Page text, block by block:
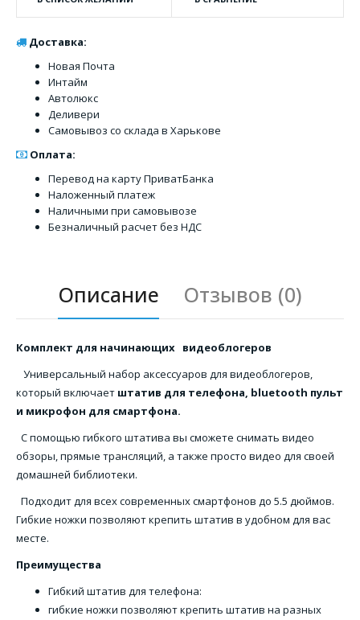
Доставка:
Новая Почта
Интайм
Автолюкс
Деливери
Самовывоз со склада в Харькове
Оплата:
Перевод на карту ПриватБанка
Наложенный платеж
Наличными при самовывозе
Безналичный расчет без НДС
Описание Отзывов (0)
Комплект для начинающих видеоблогеров
Универсальный набор аксессуаров для видеоблогеров,
который включает штатив для телефона, bluetooth пульт
и микрофон для смартфона.
С помощью гибкого штатива вы сможете снимать видео
обзоры, прямые трансляций, а также просто видео для своей
домашней библиотеки.
Подходит для всех современных смартфонов до 5.5 дюймов.
Гибкие ножки позволяют крепить штатив в удобном для вас
месте.
Преимущества
Гибкий штатив для телефона:
гибкие ножки позволяют крепить штатив на разных